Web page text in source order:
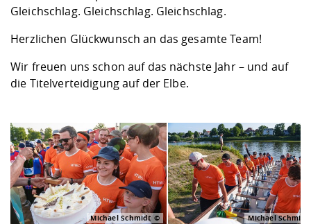
Gleichschlag. Gleichschlag. Gleichschlag.
Herzlichen Glückwunsch an das gesamte Team!
Wir freuen uns schon auf das nächste Jahr – und auf
die Titelverteidigung auf der Elbe.
Michael Schmidt Michael Schmidt